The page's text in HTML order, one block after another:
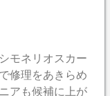
ノコギリでカッ
隔は90mm。上
ラ付きそうなの
本追加。 接着剤
ただ押し込むだ
トが在った箇所
れ等がないか、
品いつかは交換
モネリオスカー
修理をあきらめ
アも候補に上が